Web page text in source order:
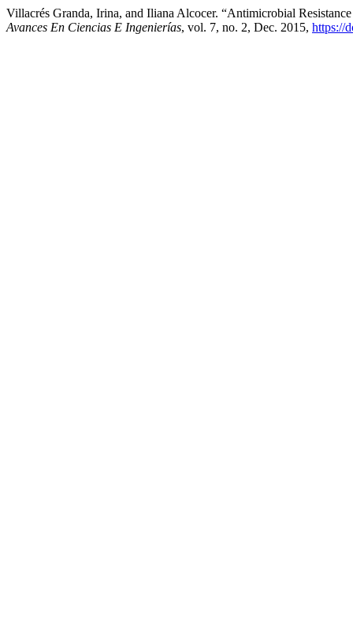
Villacrés Granda, Irina, and Iliana Alcocer. “Antimicrobial
Avances En Ciencias E Ingenierías, vol. 7, no. 2, Dec. 2015, https://